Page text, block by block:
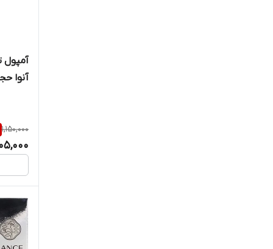
آنوا حجم 30
1,150,000